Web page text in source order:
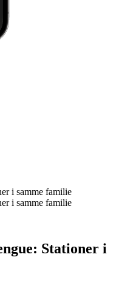
i samme familie
i samme familie
Stationer i